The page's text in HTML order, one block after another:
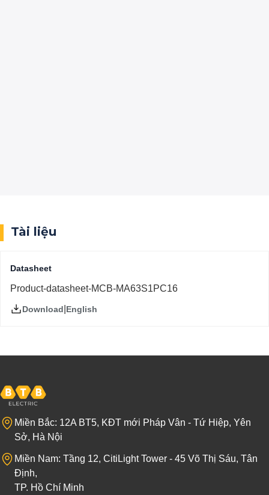
Tài liệu
Datasheet
Product-datasheet-MCB-MA63S1PC16
Download English
Miền Bắc: 12A BT5, KĐT mới Pháp Vân - Tứ Hiệp, Yên
Sở, Hà Nội
Miền Nam: Tầng 12, CitiLight Tower - 45 Võ Thị Sáu, Tân
Định,
TP. Hồ Chí Minh